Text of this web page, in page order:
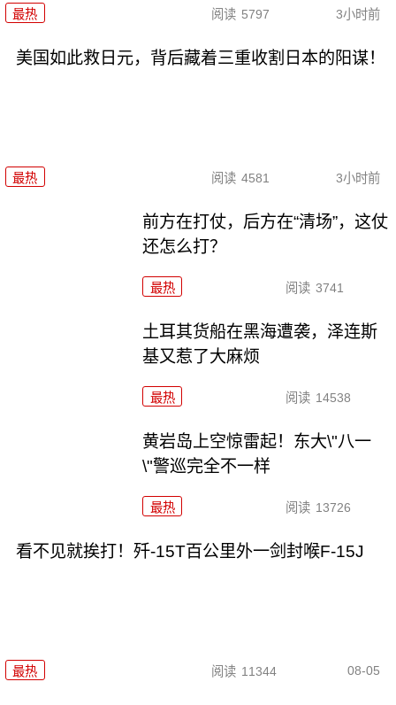
最热 阅读 5797 3小时前
美国如此救日元，背后藏着三重收割日本的阳谋！
最热 阅读 4581 3小时前
前方在打仗，后方在“清场”，这仗
还怎么打？
最热 阅读 3741
土耳其货船在黑海遭袭，泽连斯
基又惹了大麻烦
最热 阅读 14538
黄岩岛上空惊雷起！东大\"八一
\"警巡完全不一样
最热 阅读 13726
看不见就挨打！歼-15T百公里外一剑封喉F-15J
最热 阅读 11344 08-05